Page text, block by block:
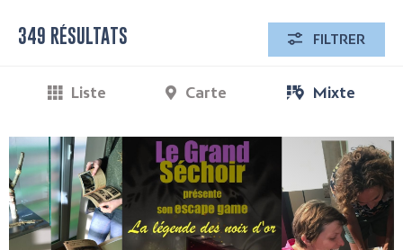
349 RÉSULTATS FILTRER
Liste Carte Mixte